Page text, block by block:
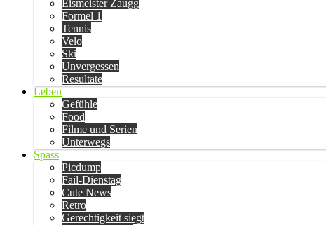
Eismeister Zaugg
Formel 1
Tennis
Velo
Ski
Unvergessen
Resultate
Leben
Gefühle
Food
Filme und Serien
Unterwegs
Spass
Picdump
Fail-Dienstag
Cute News
Retro
Gerechtigkeit siegt